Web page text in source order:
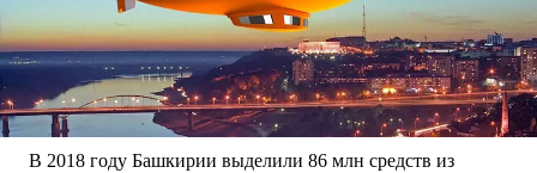
В 2018 году Башкирии выделили 86 млн средств из